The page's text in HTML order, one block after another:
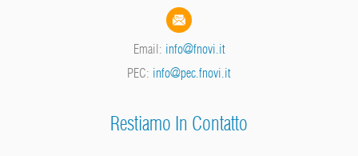
Email: info@fnovi.it
PEC: info@pec.fnovi.it
Restiamo In Contatto